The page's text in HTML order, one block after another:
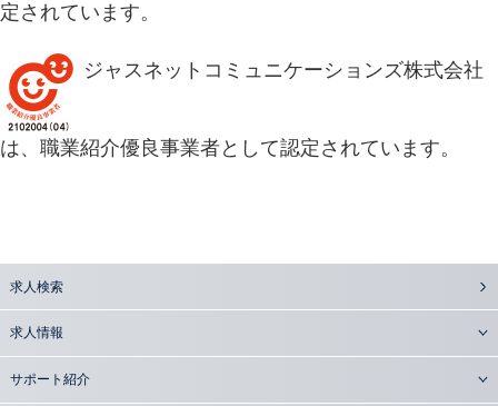
定されています。
ジャスネットコミュニケーションズ株式会社
は、職業紹介優良事業者として認定されています。
求人検索
求人情報
サポート紹介